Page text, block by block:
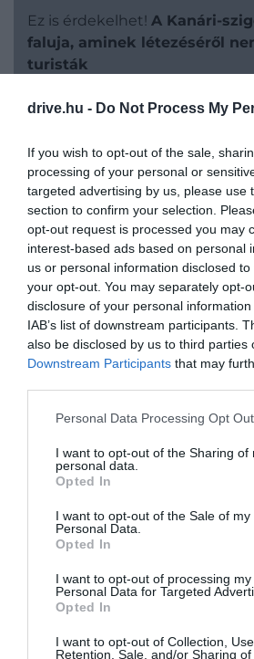
drive.hu - Do Not Process My
If you wish to opt-out of the sale,
processing of your personal or
targeted advertising by us, please use
section to confirm your selection.
opt-out request is processed you may
interest-based ads based on personal
us or personal information disclosed
your opt-out. You may separately opt-
disclosure of your personal
IAB’s list of downstream participants.
also be disclosed by us to third parties
Downstream Participants that may
Please note that this website/app uses
not limited to your visit or usage
grant or deny consent to Google and
use your data for below specified
consent section.
Personal Data Processing Opt
I want to opt-out of the Sharing of
personal data.
Opted In
I want to opt-out of the Sale of my
Personal Data.
Opted In
I want to opt-out of processing my
Personal Data for Targeted
Opted In
I want to opt-out of Collection, Use,
Retention, Sale, and/or Sharing of
Ez is érdekelhet! A Kanári-
faluja, aminek létezéséről
turisták
Pico Malpaso, El Hierro, Kanári-szigetek
Akik magasabb pontokra
méteresPico de Malpaso
bejárhatják. Ettől félre fekszik a
telepeseinek, a bimache
Julan Kulturális Park.
A profi túrázóknak pedig
Camino de Jinamaősi